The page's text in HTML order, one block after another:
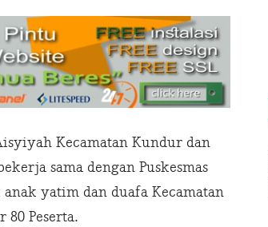
Kecamatan Kundur dan
sama dengan Puskesmas
yatim dan duafa Kecamatan
Peserta.